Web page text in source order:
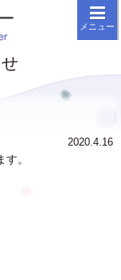
メニュー
2020.4.16
。
閉じる